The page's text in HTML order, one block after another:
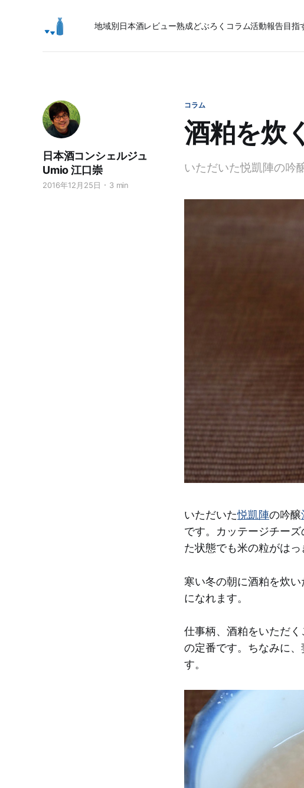
地域別日本酒レビュー熟成どぶろく コラム活動報告目指
コラム
酒粕を炊く
日本酒コンシェルジュ
Umio 江口崇
2016年12月25日 3 min
いただいた悦凱陣の吟
いただいた悦凱陣の吟醸
です。カッテージチー
た状態でも米の粒がは
寒い冬の朝に酒粕を炊
になれます。
仕事柄、酒粕をいただ
の定番です。ちなみに
す。